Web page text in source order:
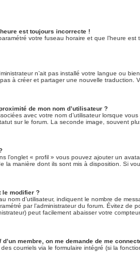
est toujours incorrecte !
votre fuseau horaire et que l’heure
n’ait pas installé votre langue ou
à créer et partager une nouvelle traduction.
de mon nom d’utilisateur ?
avec votre nom d’utilisateur lorsque
sur le forum. La seconde image, souvent
l’onglet « profil » vous pouvez ajouter un
la manière dont ils sont mis à disposition. Si
le modifier ?
nom d’utilisateur, indiquent le nombre de
par l’administrateur du forum. Évitez
peut facilement abaisser votre
d’un membre, on me demande de me
courriels via le formulaire intégré (si la